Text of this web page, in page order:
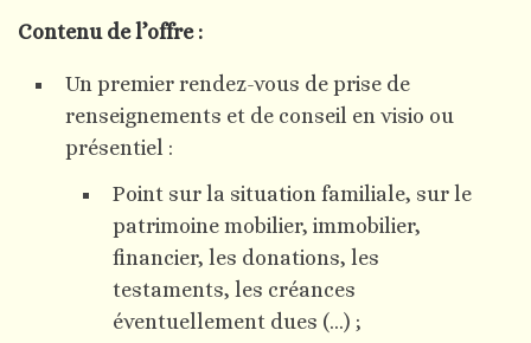
Contenu de l’offre :
Un premier rendez-vous de prise de
renseignements et de conseil en visio ou
présentiel :
Point sur la situation familiale, sur le
patrimoine mobilier, immobilier,
financier, les donations, les
testaments, les créances
éventuellement dues (…) ;